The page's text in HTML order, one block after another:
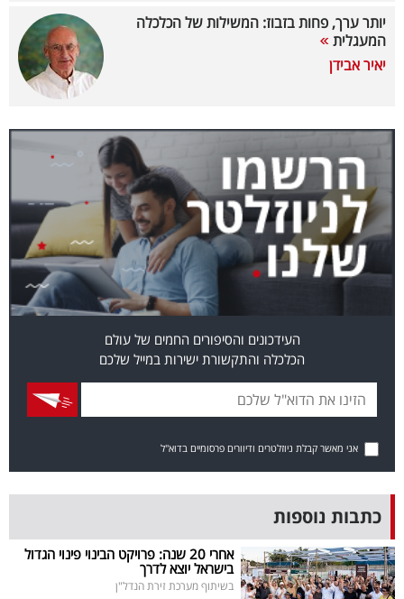
טלוויזיה
עסקי
קריירה
ולימודים
מינויים
רייטינג
רכב
ופנאי
תיירות
5
המילון
הכלכלי
יותר ערך, פחות בזבוז: המשילות של הכלכלה
המעגלית
יאיר אבידן
העידכונים והסיפורים החמים של עולם
הכלכלה והתקשורת ישירות במייל שלכם
אני מאשר קבלת ניוזלטרים ודיוורים פרסומיים בדוא"ל
כתבות נוספות
אחרי 20 שנה: פרויקט הבינוי פינוי הגדול
בישראל יוצא לדרך
בשיתוף מערכת זירת הנדל"ן